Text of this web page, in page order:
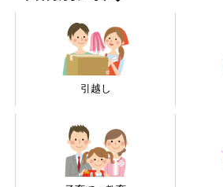
引越し